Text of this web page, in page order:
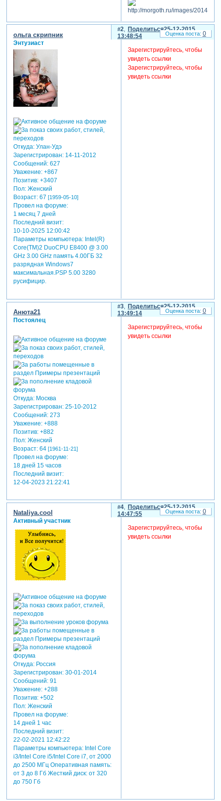
Поделиться
2
25-12-2015
13:48:54
ольга скрипник
Энтузиаст
Откуда:Улан-Удэ
Зарегистрирован: 14-11-2012
Сообщений:627
Уважение: +867
Позитив: +3407
Пол:Женский
Возраст:67 [1959-05-10]
Провел на форуме:
1 месяц 7 дней
Последний визит:
10-10-2025 12:00:42
Параметры компьютера:Intel(R)
Core(TM)2 DuoCPU E8400 @ 3.00
GHz 3.00 GHz память 4.00ГБ 32
разрядная Windows7
максимальная.PSP 5.00 3280
русифицир.
Зарегистрируйтесь, чтобы
увидеть ссылки
Зарегистрируйтесь, чтобы
увидеть ссылки
0
Поделиться
3
25-12-2015
13:49:14
Анюта21
Постоялец
Откуда:Москва
Зарегистрирован: 25-10-2012
Сообщений:273
Уважение: +888
Позитив: +882
Пол:Женский
Возраст:64 [1961-11-21]
Провел на форуме:
18 дней 15 часов
Последний визит:
12-04-2023 21:22:41
Зарегистрируйтесь, чтобы
увидеть ссылки
0
Поделиться
4
25-12-2015
14:47:55
Nataliya.cool
Активный участник
Откуда:Россия
Зарегистрирован: 30-01-2014
Сообщений:91
Уважение: +288
Позитив: +502
Пол:Женский
Провел на форуме:
14 дней 1 час
Последний визит:
22-02-2021 12:42:22
Параметры компьютера:Intel Core
i3/Intel Core i5/Intel Core i7, от 2000
до 2500 МГц Оперативная память:
от 3 до 8 Гб Жесткий диск: от 320
до 750 Гб
Зарегистрируйтесь, чтобы
увидеть ссылки
0